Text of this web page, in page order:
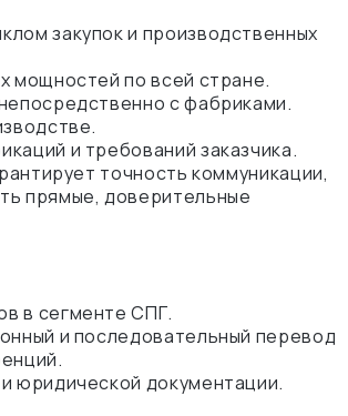
закупок и производственных
мощностей по всей стране.
с фабриками.
и требований заказчика.
точность коммуникации,
прямые, доверительные
в сегменте СПГ.
и последовательный перевод
юридической документации.